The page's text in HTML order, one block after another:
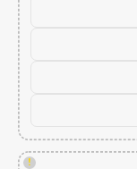
!